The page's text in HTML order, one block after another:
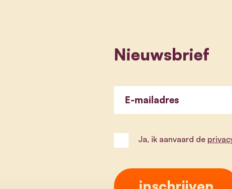
Nieuwsbrief
E-mailadres
Ja, ik aanvaard de